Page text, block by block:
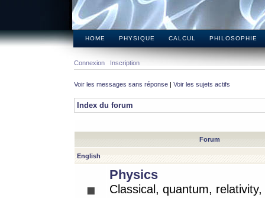
HOME PHYSIQUE CALCUL PHILOSOPHIE
Connexion Inscription
Voir les messages sans réponse | Voir les sujets actifs
Index du forum
Forum
English
Physics
Classical, quantum,